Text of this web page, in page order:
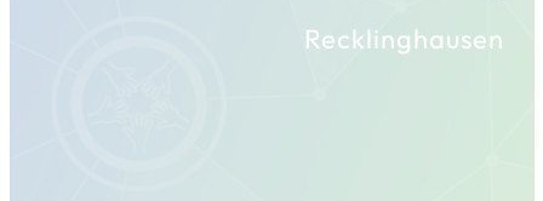
Recklinghausen